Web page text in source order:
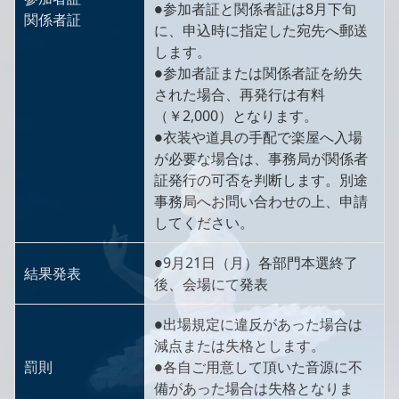
関係者証
●参加者証と関係者証は8月下旬
に、申込時に指定した宛先へ郵送
します。
●参加者証または関係者証を紛失
された場合、再発行は有料
（￥2,000）となります。
●衣装や道具の手配で楽屋へ入場
が必要な場合は、事務局が関係者
証発行の可否を判断します。別途
事務局へお問い合わせの上、申請
してください。
結果発表
●9月21日（月）各部門本選終了
後、会場にて発表
罰則
●出場規定に違反があった場合は
減点または失格とします。
●各自ご用意して頂いた音源に不
備があった場合は失格となりま